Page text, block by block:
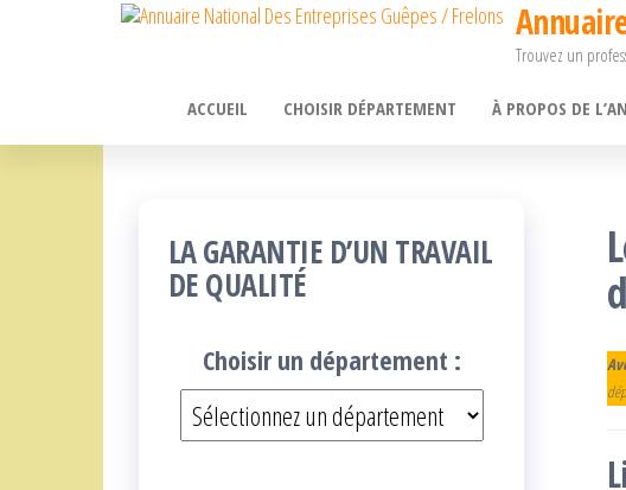
Trouvez un
ACCUEIL CHOISIR DÉPARTEMENT À PROPOS DE
LA GARANTIE D’UN TRAVAIL
DE QUALITÉ
Choisir un département :